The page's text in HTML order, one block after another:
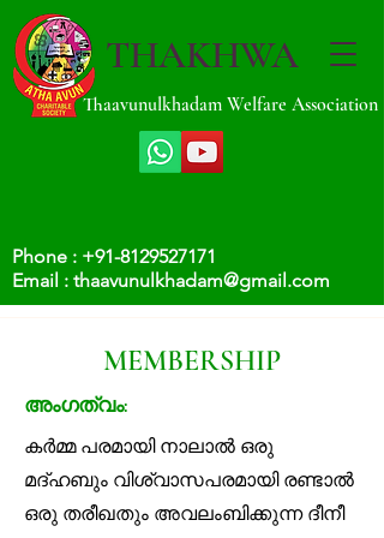
THAKHWA
Thaavunulkhadam Welfare Association
Phone : +91-8129527171
Email : thaavunulkhadam@gmail.com
MEMBERSHIP
അംഗത്വം:
കർമ്മ പരമായി നാലാൽ ഒരു
മദ്ഹബും വിശ്വാസപരമായി രണ്ടാൽ
ഒരു തരീഖതും അവലംബിക്കുന്ന ദീനീ